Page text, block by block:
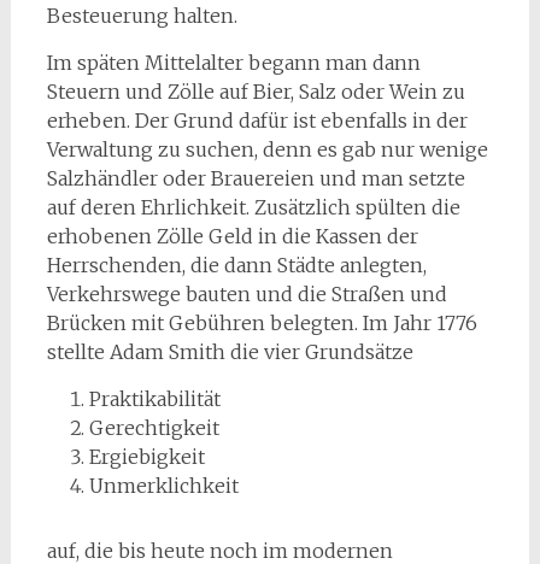
Besteuerung halten.
Im späten Mittelalter begann man dann
Steuern und Zölle auf Bier, Salz oder Wein zu
erheben. Der Grund dafür ist ebenfalls in der
Verwaltung zu suchen, denn es gab nur wenige
Salzhändler oder Brauereien und man setzte
auf deren Ehrlichkeit. Zusätzlich spülten die
erhobenen Zölle Geld in die Kassen der
Herrschenden, die dann Städte anlegten,
Verkehrswege bauten und die Straßen und
Brücken mit Gebühren belegten. Im Jahr 1776
stellte Adam Smith die vier Grundsätze
Praktikabilität
Gerechtigkeit
Ergiebigkeit
Unmerklichkeit
auf, die bis heute noch im modernen